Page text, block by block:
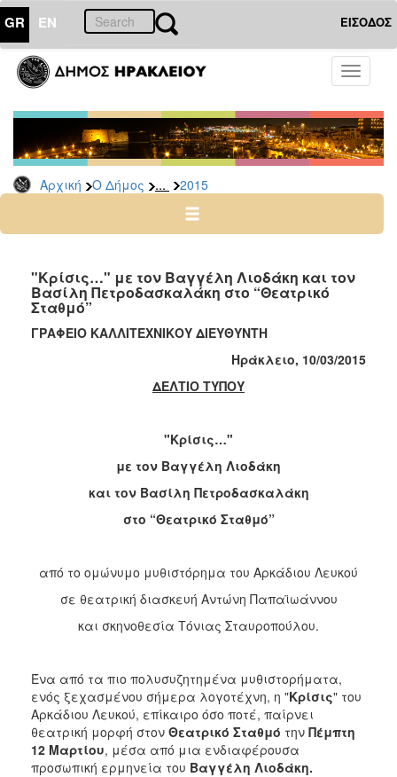
GR EN ΕΙΣΟΔΟΣ
Toggle
Αρχική Ο Δήμος ... 2015
ΔΗΜΟΣ
Δελτία
Τύπου
Αρχείο
2026
2024
2022
2021
2010
ΤΟΠΟΣ
ΠΟΛΙΤΙΣΜΟΣ
"Κρίσις…" με τον Βαγγέλη Λιοδάκη και τον
Βασίλη Πετροδασκαλάκη στο “Θεατρικό
Σταθμό”
ΓΡΑΦΕΙΟ ΚΑΛΛΙΤΕΧΝΙΚΟΥ ΔΙΕΥΘΥΝΤΗ
Ηράκλειο, 10/03/2015
ΔΕΛΤΙΟ ΤΥΠΟΥ
"Κρίσις…"
με τον Βαγγέλη Λιοδάκη
και τον Βασίλη Πετροδασκαλάκη
στο “Θεατρικό Σταθμό”
από το ομώνυμο μυθιστόρημα του Αρκάδιου Λευκού
σε θεατρική διασκευή Αντώνη Παπαϊωάννου
και σκηνοθεσία Τόνιας Σταυροπούλου.
Ένα από τα πιο πολυσυζητημένα μυθιστορήματα,
ενός ξεχασμένου σήμερα λογοτέχνη, η "Κρίσις" του
Αρκάδιου Λευκού, επίκαιρο όσο ποτέ, παίρνει
θεατρική μορφή στον Θεατρικό Σταθμό την Πέμπτη
12 Μαρτίου, μέσα από μια ενδιαφέρουσα
προσωπική ερμηνεία του Βαγγέλη Λιοδάκη.